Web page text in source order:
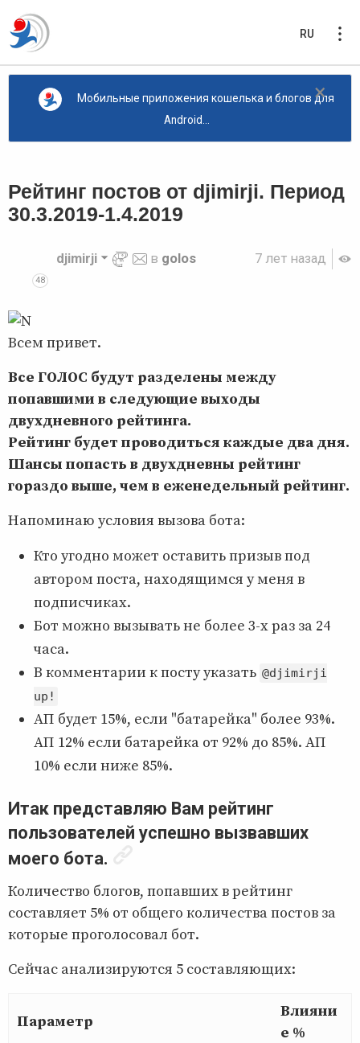
RU
×
Мобильные приложения кошелька и блогов для
Android...
Рейтинг постов от djimirji. Период
30.3.2019-1.4.2019
7 лет назад
48
djimirji в golos
Всем привет.
Все ГОЛОС будут разделены между
попавшими в следующие выходы
двухдневного рейтинга.
Рейтинг будет проводиться каждые два дня.
Шансы попасть в двухдневны рейтинг
гораздо выше, чем в еженедельный рейтинг.
Напоминаю условия вызова бота:
Кто угодно может оставить призыв под
автором поста, находящимся у меня в
подписчиках.
Бот можно вызывать не более 3-х раз за 24
часа.
В комментарии к посту указать @djimirji
up!
АП будет 15%, если "батарейка" более 93%.
АП 12% если батарейка от 92% до 85%. АП
10% если ниже 85%.
Итак представляю Вам рейтинг
пользователей успешно вызвавших
моего бота.
Количество блогов, попавших в рейтинг
составляет 5% от общего количества постов за
которые проголосовал бот.
Сейчас анализируются 5 составляющих:
Параметр
Влияни
е %